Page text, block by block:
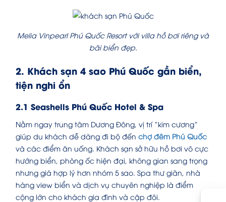
Melia Vinpearl Phú Quốc Resort với villa hồ bơi riêng và
bãi biển đẹp.
2. Khách sạn 4 sao Phú Quốc gần biển,
tiện nghi ổn
2.1 Seashells Phú Quốc Hotel & Spa
Nằm ngay trung tâm Dương Đông, vị trí “kim cương”
giúp du khách dễ dàng đi bộ đến chợ đêm Phú Quốc
và các điểm ăn uống. Khách sạn sở hữu hồ bơi vô cực
hướng biển, phòng ốc hiện đại, không gian sang trọng
nhưng giá hợp lý hơn nhóm 5 sao. Spa thư giãn, nhà
hàng view biển và dịch vụ chuyên nghiệp là điểm
cộng lớn cho khách gia đình và cặp đôi.